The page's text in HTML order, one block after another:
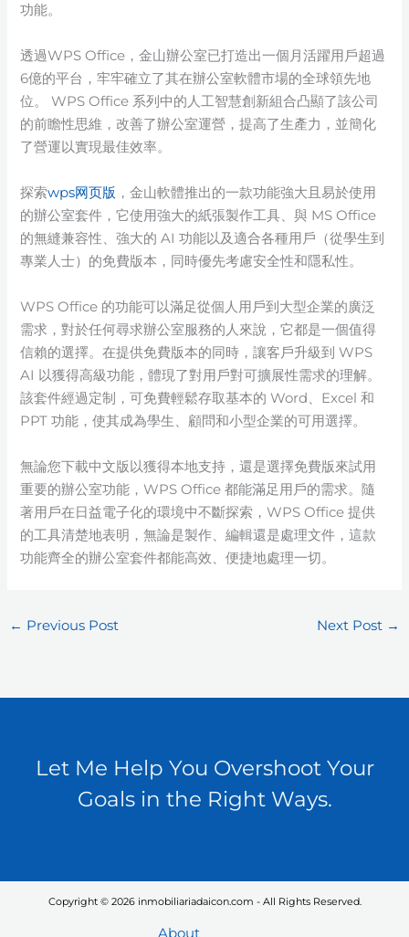
功能。
透過WPS Office，金山辦公室已打造出一個月活躍用戶超過
6億的平台，牢牢確立了其在辦公室軟體市場的全球領先地
位。 WPS Office 系列中的人工智慧創新組合凸顯了該公司
的前瞻性思維，改善了辦公室運營，提高了生產力，並簡化
了營運以實現最佳效率。
探索wps网页版 ，金山軟體推出的一款功能強大且易於使用
的辦公室套件，它使用強大的紙張製作工具、與 MS Office
的無縫兼容性、強大的 AI 功能以及適合各種用戶（從學生到
專業人士）的免費版本，同時優先考慮安全性和隱私性。
WPS Office 的功能可以滿足從個人用戶到大型企業的廣泛
需求，對於任何尋求辦公室服務的人來說，它都是一個值得
信賴的選擇。在提供免費版本的同時，讓客戶升級到 WPS
AI 以獲得高級功能，體現了對用戶對可擴展性需求的理解。
該套件經過定制，可免費輕鬆存取基本的 Word、Excel 和
PPT 功能，使其成為學生、顧問和小型企業的可用選擇。
無論您下載中文版以獲得本地支持，還是選擇免費版來試用
重要的辦公室功能，WPS Office 都能滿足用戶的需求。隨
著用戶在日益電子化的環境中不斷探索，WPS Office 提供
的工具清楚地表明，無論是製作、編輯還是處理文件，這款
功能齊全的辦公室套件都能高效、便捷地處理一切。
← Previous Post Next Post →
Let Me Help You Overshoot Your
Goals in the Right Ways.
Copyright © 2026 inmobiliariadaicon.com - All Rights Reserved.
About